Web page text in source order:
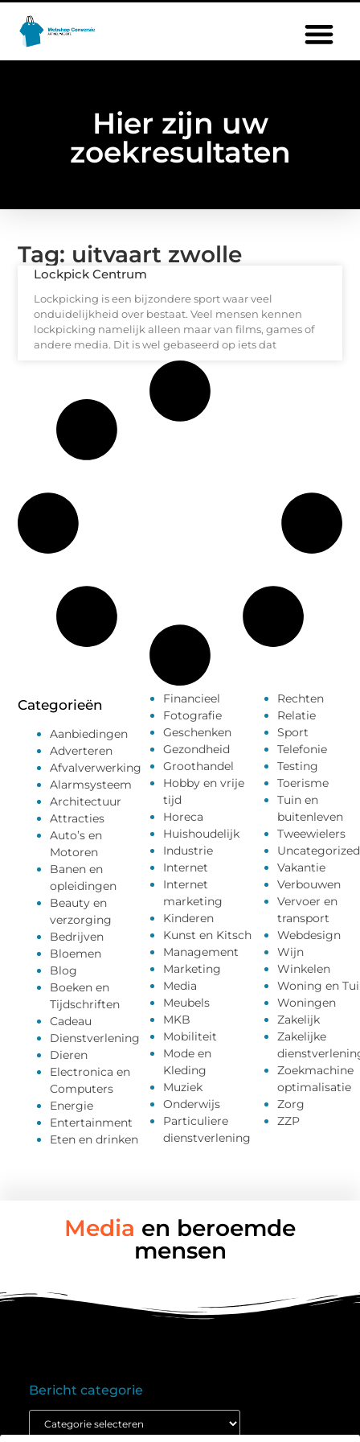
Hier zijn uw
zoekresultaten
Tag: uitvaart zwolle
Lockpick Centrum
Lockpicking is een bijzondere sport waar veel
onduidelijkheid over bestaat. Veel mensen kennen
lockpicking namelijk alleen maar van films, games of
andere media. Dit is wel gebaseerd op iets dat
Categorieën
Aanbiedingen
Adverteren
Afvalverwerking
Alarmsysteem
Architectuur
Attracties
Auto’s en
Motoren
Banen en
opleidingen
Beauty en
verzorging
Bedrijven
Bloemen
Blog
Boeken en
Tijdschriften
Cadeau
Dienstverlening
Dieren
Electronica en
Computers
Energie
Entertainment
Eten en drinken
Financieel
Fotografie
Geschenken
Gezondheid
Groothandel
Hobby en vrije
tijd
Horeca
Huishoudelijk
Industrie
Internet
Internet
marketing
Kinderen
Kunst en Kitsch
Management
Marketing
Media
Meubels
MKB
Mobiliteit
Mode en
Kleding
Muziek
Onderwijs
Particuliere
dienstverlening
Rechten
Relatie
Sport
Telefonie
Testing
Toerisme
Tuin en
buitenleven
Tweewielers
Uncategorized
Vakantie
Verbouwen
Vervoer en
transport
Webdesign
Wijn
Winkelen
Woning en
Woningen
Zakelijk
Zakelijke
Zoekmachine
optimalisatie
Zorg
ZZP
Media en beroemde
mensen
Bericht categorie